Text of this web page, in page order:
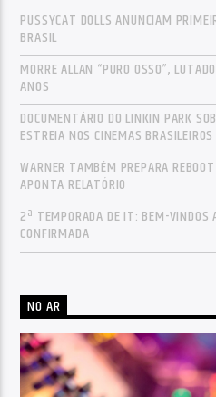
PUSSYCAT DOLLS ANUNCIAM
BRASIL
MORRE ALLAN “PURO OSSO”,
ANOS
DOCUMENTÁRIO DO LINKIN PARK
ESTREIA NOS CINEMAS
WARNER TAMBÉM PREPARA
APONTA RELATÓRIO
2ª TEMPORADA DE IT: BEM-VINDOS
CONFIRMADA
NO AR